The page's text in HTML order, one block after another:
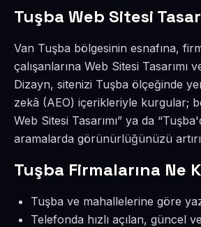
Tuşba Web Sitesi
Van Tuşba bölgesinin esnafına,
çalışanlarına Web Sitesi Tasarımı
Dizayn, sitenizi Tuşba ölçeğinde
zekâ (AEO) içerikleriyle kurgular;
Web Sitesi Tasarımı” ya da
aramalarda görünürlüğünüzü
Tuşba Firmalarına Ne
Tuşba ve mahallelerine göre
Telefonda hızlı açılan, güncel